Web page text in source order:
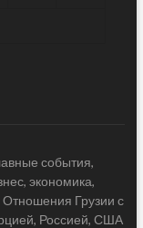
события,
экономика,
Отношения Грузии с
Россией, США